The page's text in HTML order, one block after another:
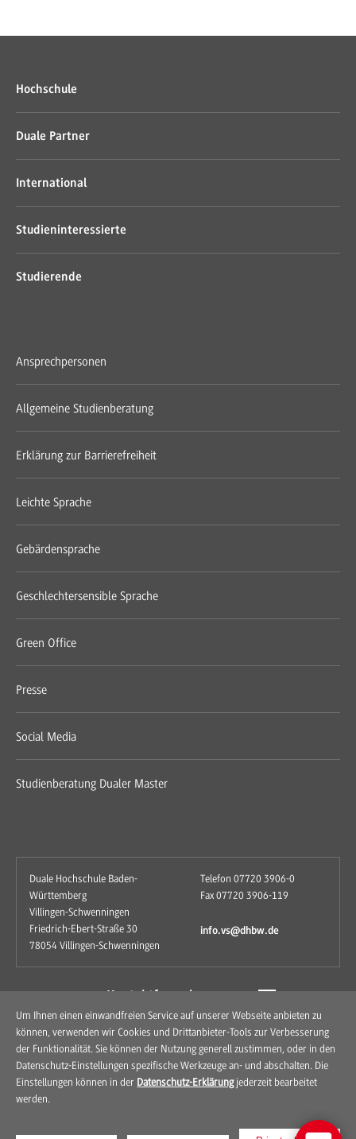
Hochschule
Duale Partner
International
Studieninteressierte
Studierende
Ansprechpersonen
Allgemeine Studienberatung
Erklärung zur Barrierefreiheit
Leichte Sprache
Gebärdensprache
Geschlechtersensible Sprache
Green Office
Presse
Social Media
Studienberatung Dualer Master
Duale Hochschule Baden-
Württemberg
Villingen-Schwenningen
Friedrich-Ebert-Straße 30
78054 Villingen-Schwenningen
Telefon 07720 3906-0
Fax 07720 3906-119
info.vs@dhbw.de
Um Ihnen einen einwandfreien Service auf unserer Webseite anbieten zu
können, verwenden wir Cookies und Drittanbieter-Tools zur Verbesserung
der Funktionalität. Sie können der Nutzung generell zustimmen, oder in den
Datenschutz-Einstellungen spezifische Werkzeuge an- und abschalten. Die
Einstellungen können in der Datenschutz-Erklärungjederzeit bearbeitet
werden.